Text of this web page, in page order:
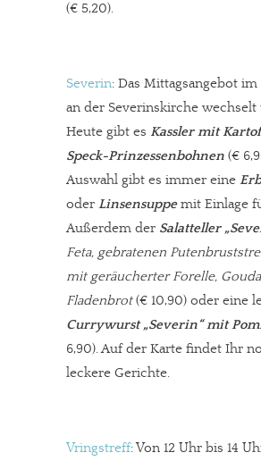
(€ 5,20).
Severin: Das Mittagsangebot im
an der Severinskirche wechselt
Heute gibt es Kassler mit
Speck-Prinzessenbohnen (€
Auswahl gibt es immer eine
oder Linsensuppemit Einlage
Außerdem der Salatteller
Feta, gebratenen
mit geräucherter Forelle,
Fladenbrot(€ 10,90) oder eine
Currywurst „Severin“ mit
6,90). Auf der Karte findet Ihr
leckere Gerichte.
Vringstreff: Von 12 Uhr bis 14